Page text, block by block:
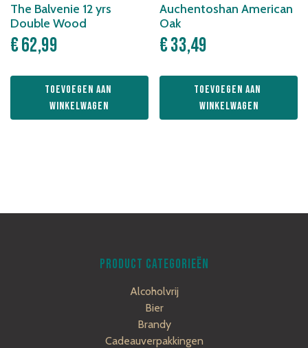
The Balvenie 12 yrs
Double Wood
€62,99
Toevoegen aan
winkelwagen
Auchentoshan American
Oak
€33,49
Toevoegen aan
winkelwagen
PRODUCT CATEGORIEËN
Alcoholvrij
Bier
Brandy
Cadeauverpakkingen